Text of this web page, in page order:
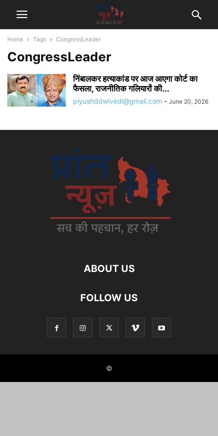
Home Tags CongressLeader
CongressLeader
निंबालकर हत्याकांड पर आज आएगा कोर्ट का
फैसला, राजनीतिक गलियारों की...
piyushddwivedi@gmail.com - June 20, 2026
ABOUT US
FOLLOW US
©